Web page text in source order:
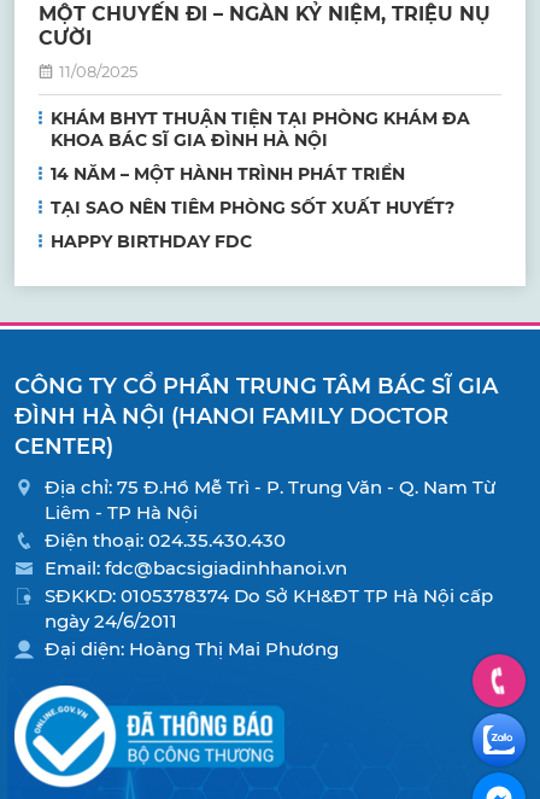
MỘT CHUYẾN ĐI – NGÀN KỶ NIỆM, TRIỆU NỤ
CƯỜI
11/08/2025
KHÁM BHYT THUẬN TIỆN TẠI PHÒNG KHÁM ĐA
KHOA BÁC SĨ GIA ĐÌNH HÀ NỘI
14 NĂM – MỘT HÀNH TRÌNH PHÁT TRIỂN
TẠI SAO NÊN TIÊM PHÒNG SỐT XUẤT HUYẾT?
HAPPY BIRTHDAY FDC
CÔNG TY CỔ PHẦN TRUNG TÂM BÁC SĨ GIA
ĐÌNH HÀ NỘI (HANOI FAMILY DOCTOR
CENTER)
Địa chỉ: 75 Đ.Hồ Mễ Trì - P. Trung Văn - Q. Nam Từ
Liêm - TP Hà Nội
Điện thoại: 024.35.430.430
Email: fdc@bacsigiadinhhanoi.vn
SĐKKD: 0105378374 Do Sở KH&ĐT TP Hà Nội cấp
ngày 24/6/2011
Đại diện: Hoàng Thị Mai Phương